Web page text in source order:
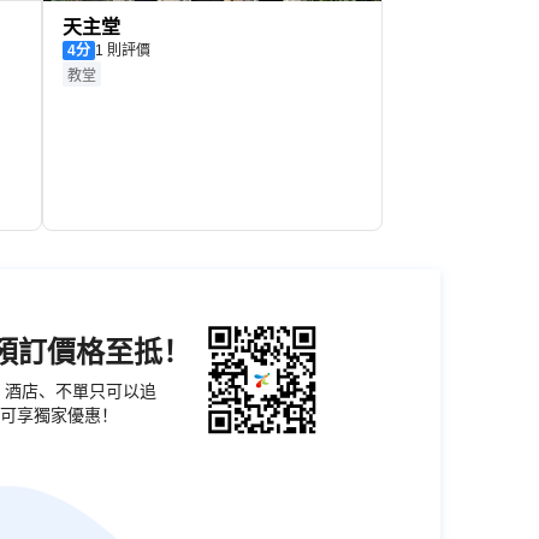
天主堂
4分
1 則評價
教堂
價格至抵！
店、不單只可以追
享獨家優惠！